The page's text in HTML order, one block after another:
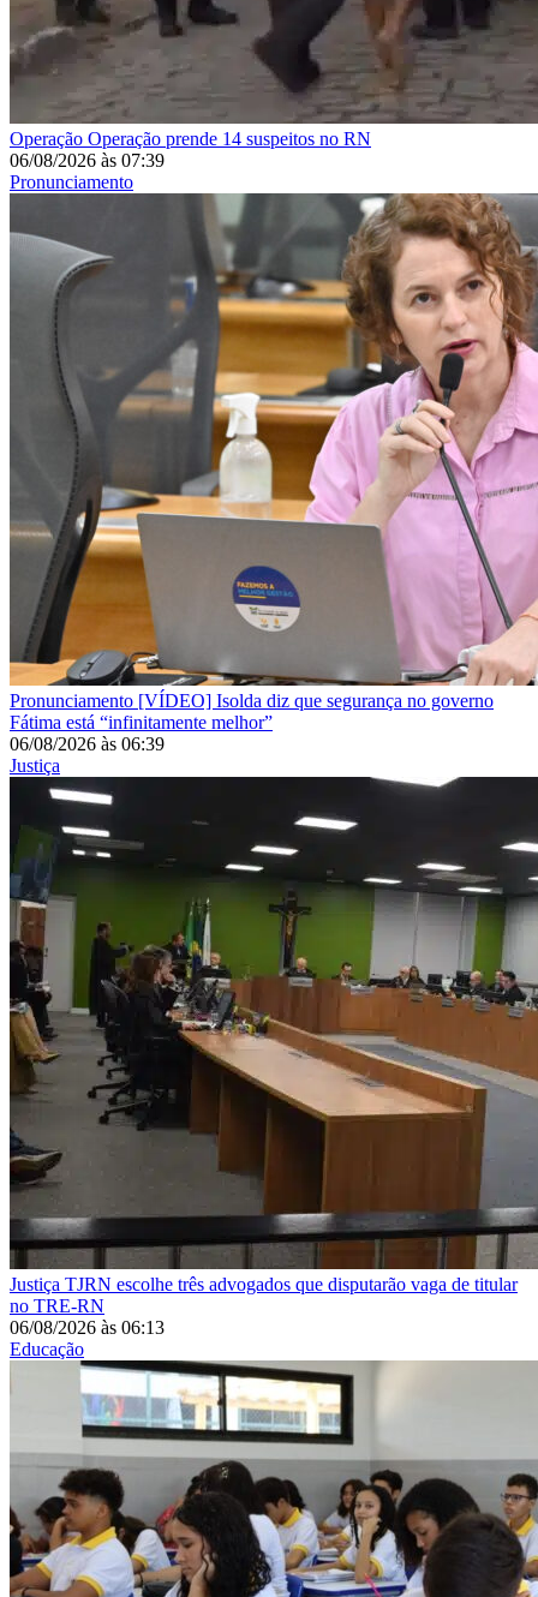
Operação Operação prende 14 suspeitos no RN
06/08/2026 às 07:39
Pronunciamento
Pronunciamento [VÍDEO] Isolda diz que segurança no governo
Fátima está “infinitamente melhor”
06/08/2026 às 06:39
Justiça
Justiça TJRN escolhe três advogados que disputarão vaga de titular
no TRE-RN
06/08/2026 às 06:13
Educação